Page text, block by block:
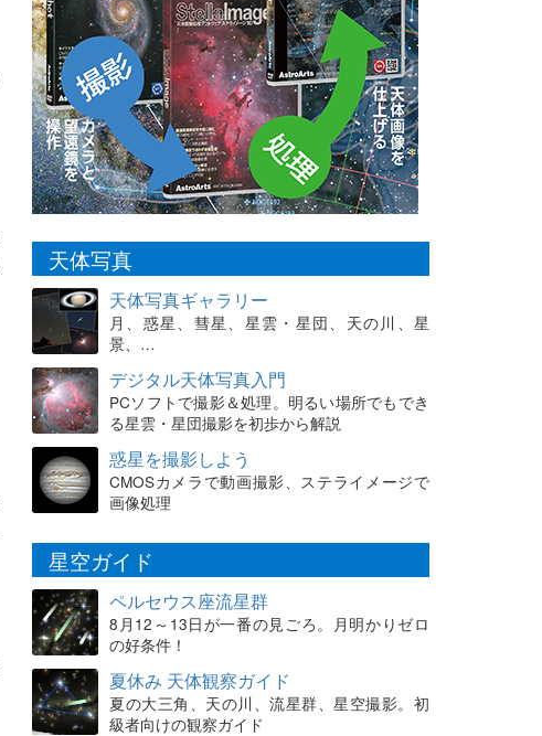
天体写真
天体写真ギャラリー
月、惑星、彗星、星雲・星団、天の川、星
景、…
デジタル天体写真入門
PCソフトで撮影＆処理。明るい場所でもでき
る星雲・星団撮影を初歩から解説
惑星を撮影しよう
CMOSカメラで動画撮影、ステライメージで
画像処理
星空ガイド
ペルセウス座流星群
8月12～13日が一番の見ごろ。月明かりゼロ
の好条件！
夏休み 天体観察ガイド
夏の大三角、天の川、流星群、星空撮影。初
級者向けの観察ガイド